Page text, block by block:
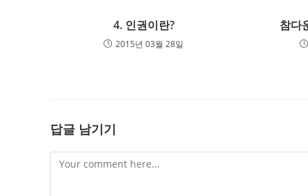
4. 인권이란?
2015년 03월 28일
참다
답글 남기기
Comment